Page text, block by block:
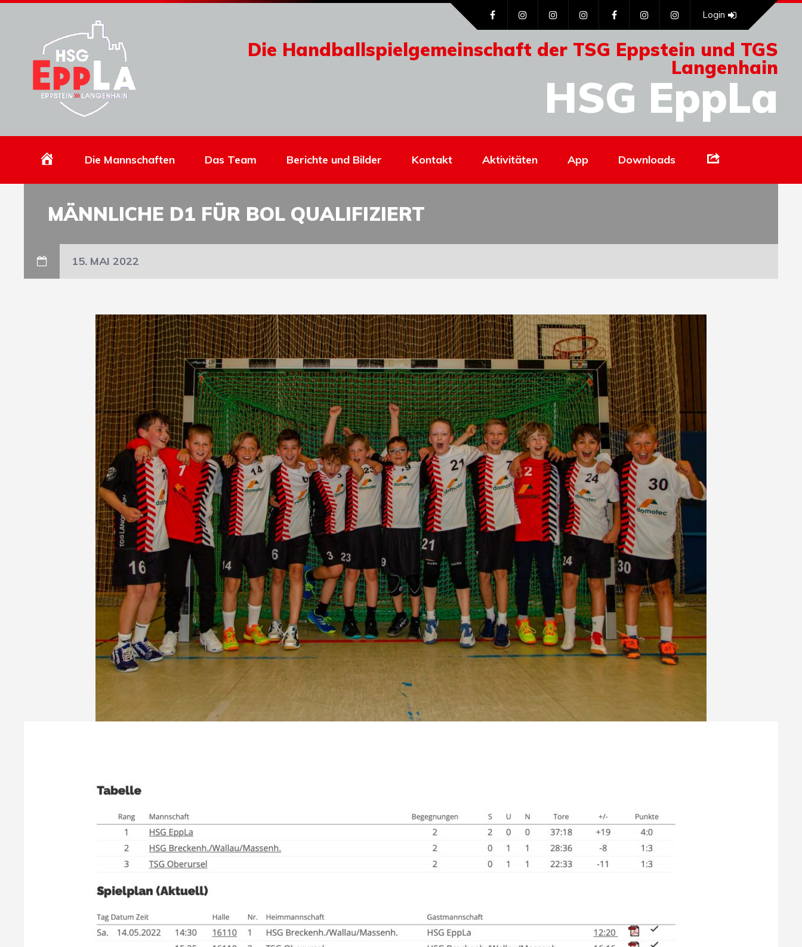
Die Handballspielgemeinschaft der TSG Eppstein und TGS
Langenhain
HSG EppLa
Login
HomepageDie Mannschaften Das Team Berichte und Bilder Kontakt Aktivitäten App Downloads
MÄNNLICHE D1 FÜR BOL QUALIFIZIERT
15. MAI 2022